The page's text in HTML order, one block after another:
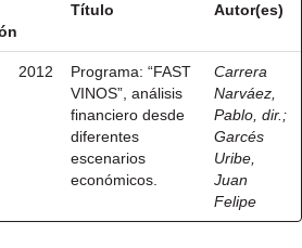
Título Autor(es)
2012
Programa: “FAST
VINOS”, análisis
financiero desde
diferentes
escenarios
económicos.
Carrera
Narváez,
Pablo, dir. ;
Garcés
Uribe,
Juan
Felipe